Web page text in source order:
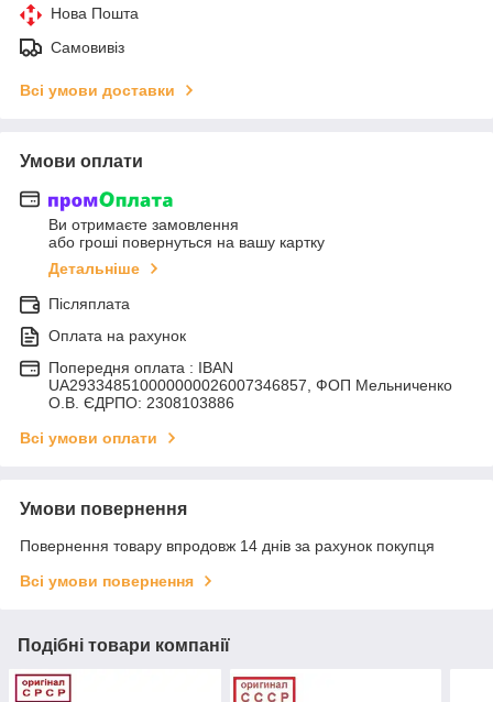
Нова Пошта
Самовивіз
Всі умови доставки
Умови оплати
Ви отримаєте замовлення
або гроші повернуться на вашу картку
Детальніше
Післяплата
Оплата на рахунок
Попередня оплата : IBAN
UA293348510000000026007346857, ФОП Мельниченко
О.В. ЄДРПО: 2308103886
Всі умови оплати
Умови повернення
Повернення товару впродовж 14 днів за рахунок покупця
Всі умови повернення
Подібні товари компанії